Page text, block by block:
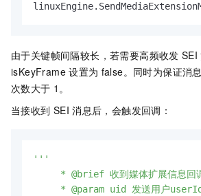
由于关键帧间隔较长，若需要高频收发 SEI
isKeyFrame 设置为 false。同时为保证消
次数大于 1。
当接收到 SEI 消息后，会触发回调：
'''
* @brief 收到媒体扩展信息回
     * @param uid 发送用户userId